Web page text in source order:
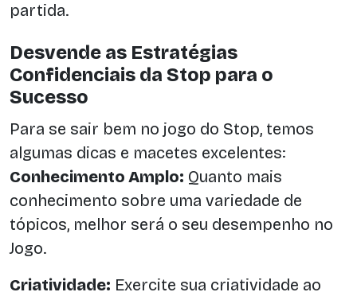
partida.
Desvende as Estratégias
Confidenciais da Stop para o
Sucesso
Para se sair bem no jogo do Stop, temos
algumas dicas e macetes excelentes:
Conhecimento Amplo: Quanto mais
conhecimento sobre uma variedade de
tópicos, melhor será o seu desempenho no
Jogo.
Criatividade: Exercite sua criatividade ao